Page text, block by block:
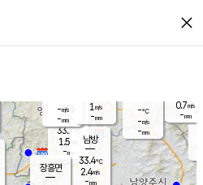
close
양주
33.7℃
1.5
-mm
-℃
-m/s
-mm
0.7m/s
-mm
남방
33.4℃
2.4m/s
-mm
장흥면
-m/s
-mm
1 m/s
-mm